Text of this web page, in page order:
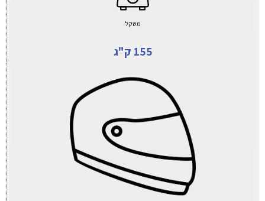
משקל
155 ק"ג